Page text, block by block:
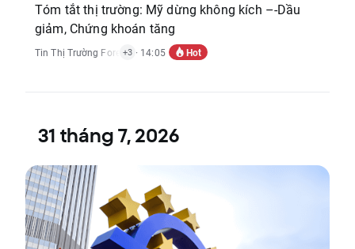
Tóm tắt thị trường: Mỹ dừng không kích –-Dầu
giảm, Chứng khoán tăng
Tin Thị Trường Forex,Tin Thị Trường Hàng Hóa
+3 · 14:05 Hot
31 tháng 7, 2026